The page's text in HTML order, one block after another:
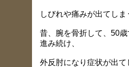
しびれや痛みが出てしま
昔、腕を骨折して、50
進み続け、
外反肘になり症状が出て